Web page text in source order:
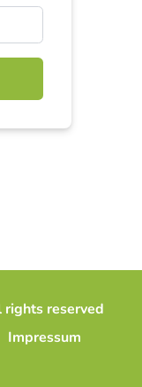
reserved
Impressum